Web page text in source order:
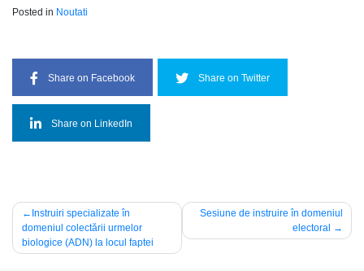
Posted in Noutati
Share on Facebook Share on Twitter
Share on LinkedIn
Navigare
în
articole
Instruiri specializate în
domeniul colectării urmelor
biologice (ADN) la locul faptei
Sesiune de instruire în domeniul
electoral